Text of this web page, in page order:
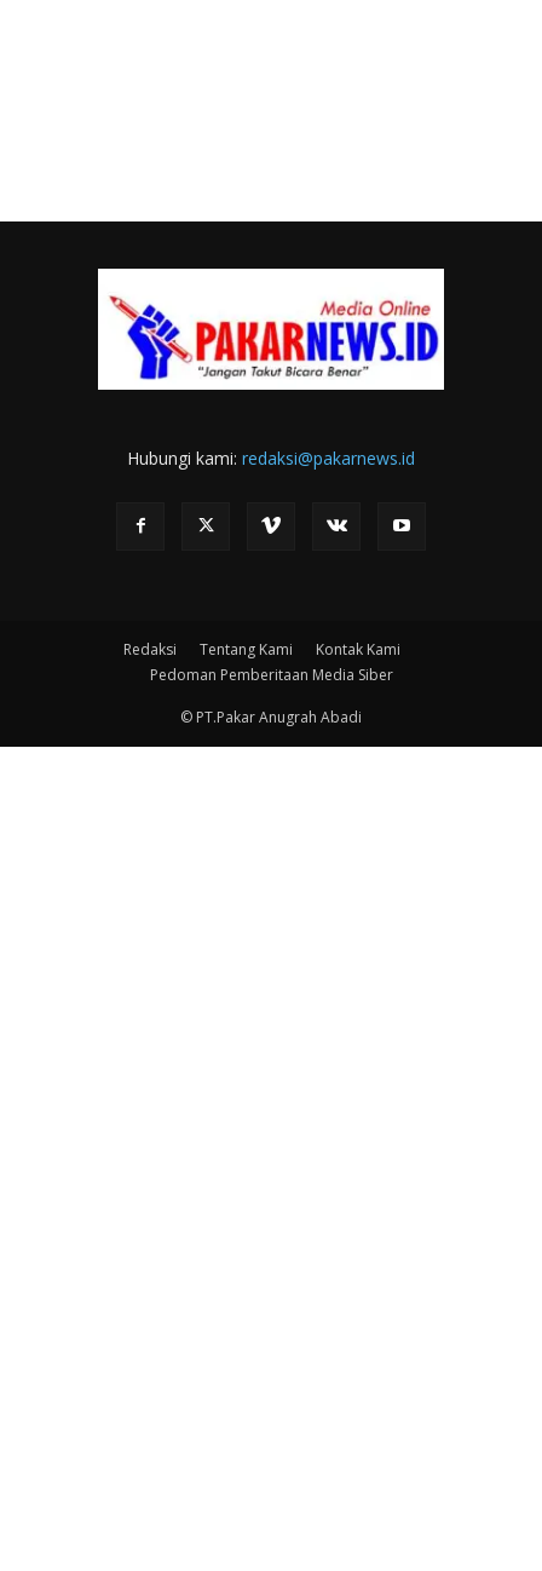
Hubungi kami: redaksi@pakarnews.id
Redaksi Tentang Kami
Kontak Kami
Pedoman Pemberitaan Media Siber
© PT.Pakar Anugrah Abadi